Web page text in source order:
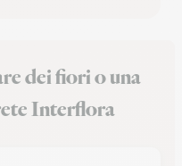
dei fiori o una
Interflora